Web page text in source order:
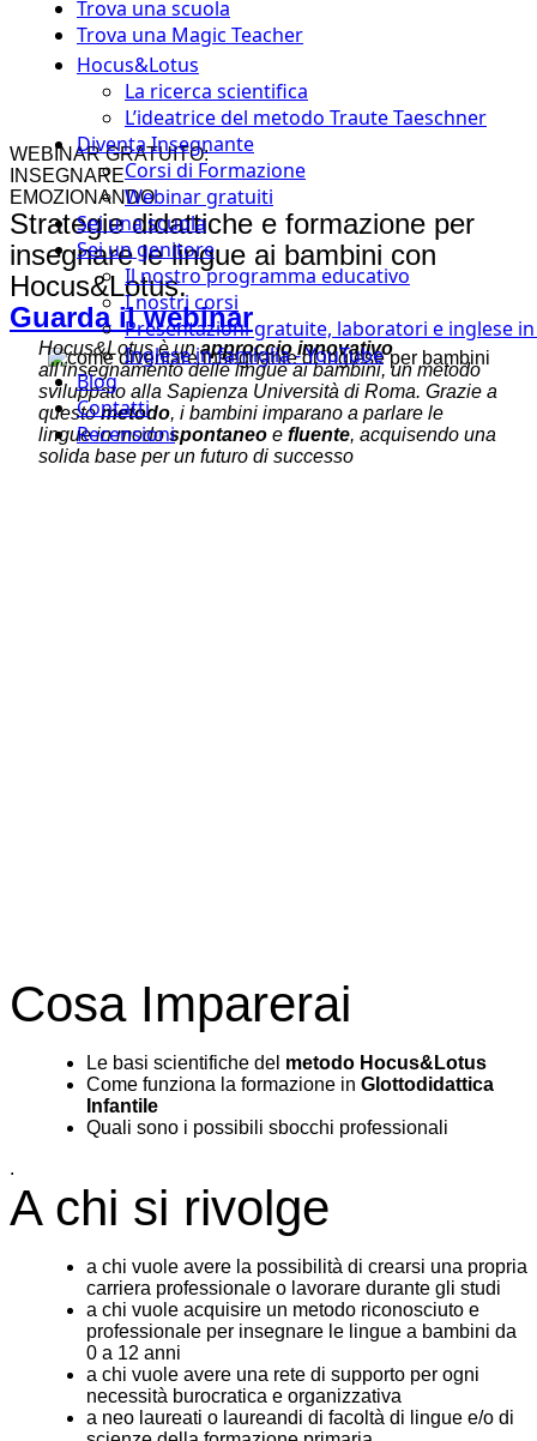
Trova una scuola
Trova una Magic Teacher
Hocus&Lotus
La ricerca scientifica
L’ideatrice del metodo Traute Taeschner
Diventa Insegnante
Corsi di Formazione
Webinar gratuiti
Sei una scuola
Sei un genitore
Il nostro programma educativo
I nostri corsi
Presentazioni gratuite, laboratori e inglese in
Inglese in famiglia - YouTube
Blog
Contatti
Recensioni
WEBINAR GRATUITO:
INSEGNARE
EMOZIONANDO
Strategie didattiche e formazione per
insegnare le lingue ai bambini con
Hocus&Lotus.
Guarda il webinar
Hocus&Lotus è unapproccio innovativo
all'insegnamento delle lingue ai bambini, un metodo
sviluppato alla Sapienza Università di Roma. Grazie a
questometodo, i bambini imparano a parlare le
lingue in modospontaneo e fluente, acquisendo una
solida base per un futuro di successo
Cosa Imparerai
Le basi scientifiche del metodo Hocus&Lotus
Come funziona la formazione in Glottodidattica
Infantile
Quali sono i possibili sbocchi professionali
.
A chi si rivolge
a chi vuole avere la possibilità di crearsi una propria
carriera professionale o lavorare durante gli studi
a chi vuole acquisire un metodo riconosciuto e
professionale per insegnare le lingue a bambini da
0 a 12 anni
a chi vuole avere una rete di supporto per ogni
necessità burocratica e organizzativa
a neo laureati o laureandi di facoltà di lingue e/o di